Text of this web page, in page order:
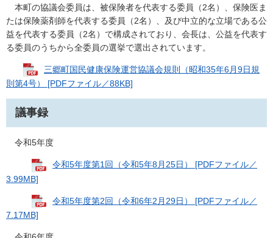
本町の協議会委員は、被保険者を代表する委員（2名）、保険医ま
たは保険薬剤師を代表する委員（2名）、及び中立的な立場である公
益を代表する委員（2名）で構成されており、会長は、公益を代表す
る委員のうちから全委員の選挙で選出されています。
三郷町国民健康保険運営協議会規則（昭和35年6月9日規
則第4号） [PDFファイル／88KB]
議事録
令和5年度
令和5年度第1回（令和5年8月25日） [PDFファイル／
3.99MB]
令和5年度第2回（令和6年2月29日） [PDFファイル／
7.17MB]